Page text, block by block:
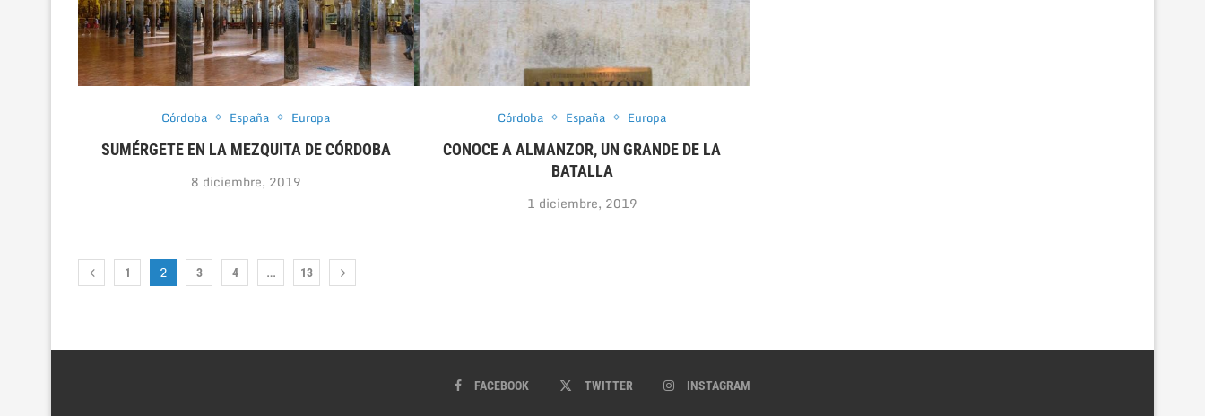
Córdoba España Europa
SUMÉRGETE EN LA MEZQUITA DE CÓRDOBA
8 diciembre, 2019
Córdoba España Europa
CONOCE A ALMANZOR, UN GRANDE DE LA
BATALLA
1 diciembre, 2019
1 2 3 4 … 13
FACEBOOK TWITTER INSTAGRAM